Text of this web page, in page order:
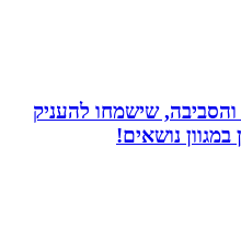
שישמחו להעניק
נושאים!